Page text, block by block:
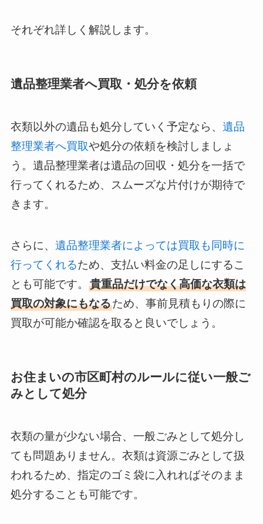
それぞれ詳しく解説します。
遺品整理業者へ買取・処分を依頼
衣類以外の遺品も処分していく予定なら、 遺品
整理業者へ買取や処分の依頼を検討しましょ
う。遺品整理業者は遺品の回収・処分を一括で
行ってくれるため、スムーズな片付けが期待で
きます。
さらに、 遺品整理業者によっては買取も同時に
行ってくれるため、支払い料金の足しにするこ
とも可能です。 貴重品だけでなく高価な衣類は
買取の対象にもなるため、事前見積もりの際に
買取が可能か確認を取ると良いでしょう。
お住まいの市区町村のルールに従い一般ご
みとして処分
衣類の量が少ない場合、一般ごみとして処分し
ても問題ありません。衣類は資源ごみとして扱
われるため、指定のゴミ袋に入れればそのまま
処分することも可能です。